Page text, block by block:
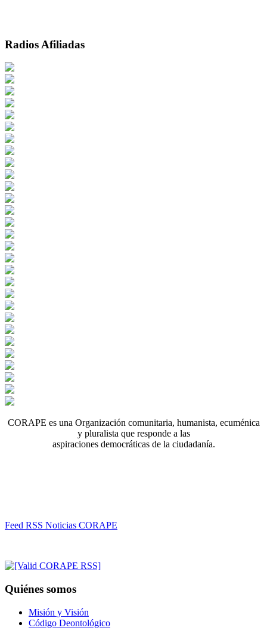
Radios Afiliadas
CORAPE es una Organización comunitaria, humanista, ecuménica
y pluralista que responde a las
aspiraciones democráticas de la ciudadanía.
Feed RSS Noticias CORAPE
Quiénes somos
Misión y Visión
Código Deontológico